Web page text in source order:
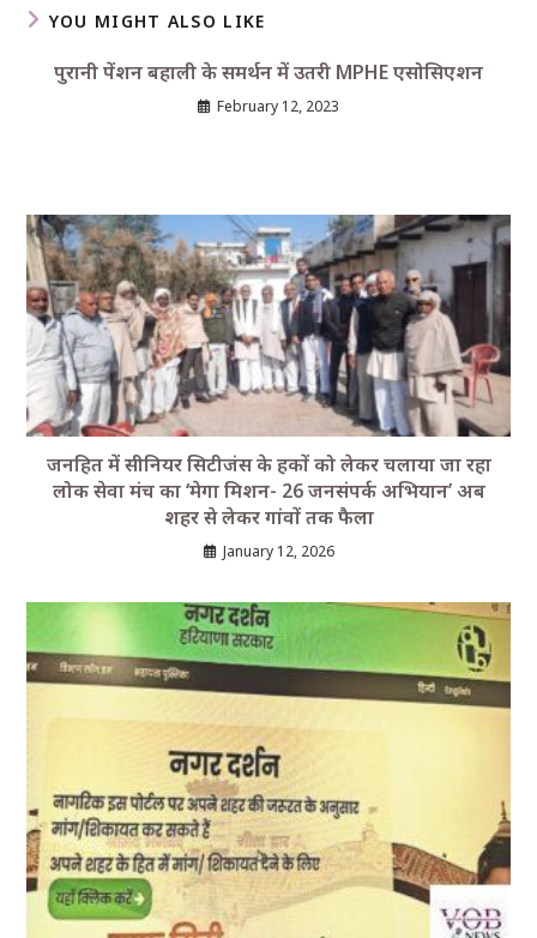
YOU MIGHT ALSO LIKE
पुरानी पेंशन बहाली के समर्थन में उतरी MPHE एसोसिएशन
February 12, 2023
जनहित में सीनियर सिटीजंस के हकों को लेकर चलाया जा रहा
लोक सेवा मंच का ‘मेगा मिशन- 26 जनसंपर्क अभियान’ अब
शहर से लेकर गांवों तक फैला
January 12, 2026